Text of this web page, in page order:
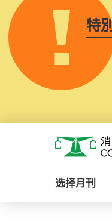
特
消费者委员会
选择月刊